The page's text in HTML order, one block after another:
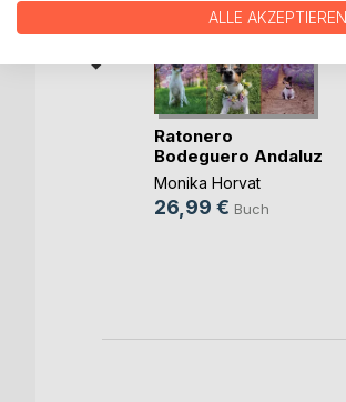
Ratonero
Bodeguero Andaluz
Monika Horvat
26,99 € Buch
ALLE AKZEPTIEREN